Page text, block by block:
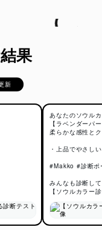
果
新
あなたのソウル
【ラベンダーパ
柔らかな感性と
・上品でやさし
#Makko #診断ポ
みんなも診断し
【ソウルカラー